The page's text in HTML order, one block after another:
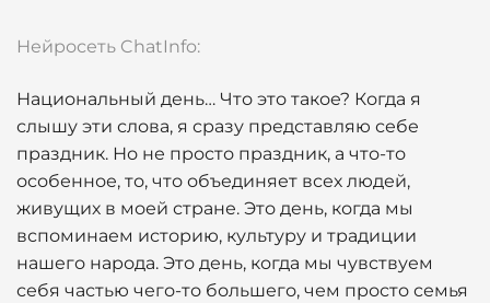
Нейросеть ChatInfo:
Национальный день… Что это такое? Когда я
слышу эти слова, я сразу представляю себе
праздник. Но не просто праздник, а что-то
особенное, то, что объединяет всех людей,
живущих в моей стране. Это день, когда мы
вспоминаем историю, культуру и традиции
нашего народа. Это день, когда мы чувствуем
себя частью чего-то большего, чем просто семья